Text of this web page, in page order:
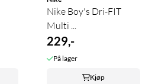
Nike Boy's Dri-FIT
Multi ...
229,-
På lager
Kjøp